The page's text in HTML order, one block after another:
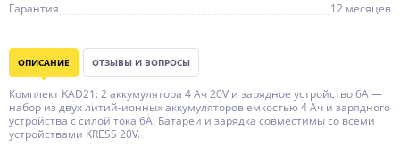
Гарантия
12 месяцев
ОПИСАНИЕ ОТЗЫВЫ И ВОПРОСЫ
Комплект KAD21: 2 аккумулятора 4 Ач 20V и зарядное устройство 6А —
набор из двух литий-ионных аккумуляторов емкостью 4 Ач и зарядного
устройства с силой тока 6А. Батареи и зарядка совместимы со всеми
устройствами KRESS 20V.